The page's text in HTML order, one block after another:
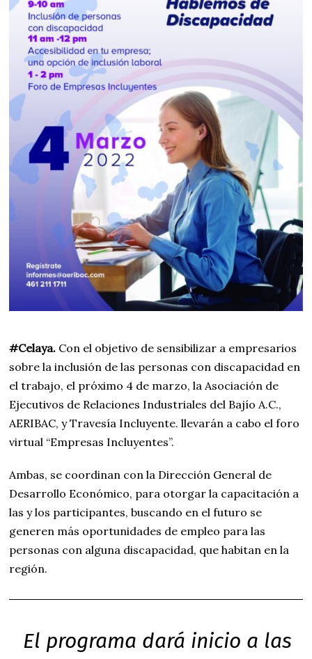
#Celaya. Con el objetivo de sensibilizar a empresarios
sobre la inclusión de las personas con discapacidad en
el trabajo, el próximo 4 de marzo, la Asociación de
Ejecutivos de Relaciones Industriales del Bajío A.C.,
AERIBAC, y Travesía Incluyente. llevarán a cabo el foro
virtual “Empresas Incluyentes”.
Ambas, se coordinan con la Dirección General de
Desarrollo Económico, para otorgar la capacitación a
las y los participantes, buscando en el futuro se
generen más oportunidades de empleo para las
personas con alguna discapacidad, que habitan en la
región.
El programa dará inicio a las